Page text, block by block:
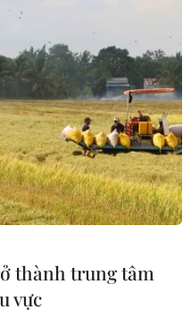
vay với lãi suất
thành trung tâm
vực